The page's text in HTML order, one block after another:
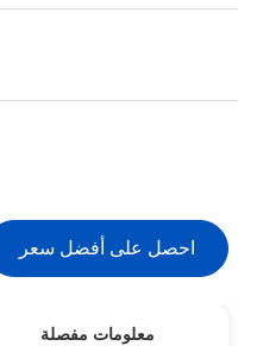
احصل على أفضل سعر
معلومات مفصلة